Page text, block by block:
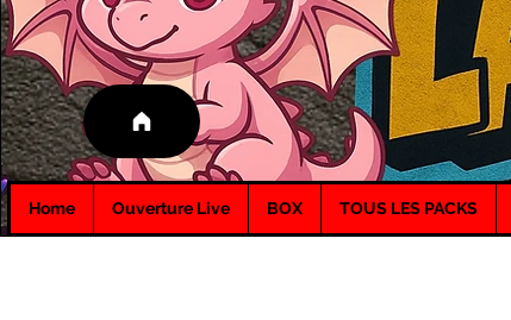
Home Ouverture Live BOX TOUS LES PACKS